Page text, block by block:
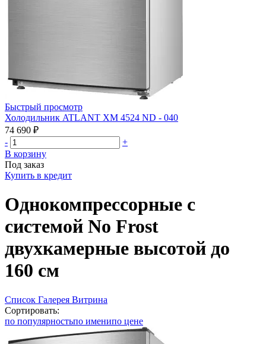
Быстрый просмотр
Холодильник ATLANT ХМ 4524 ND - 040
74 690 ₽
-
+
В корзину
Под заказ
Купить в кредит
Однокомпрессорные с
системой No Frost
двухкамерные высотой до
160 см
Список Галерея Витрина
Сортировать:
по популярностьпо именипо цене